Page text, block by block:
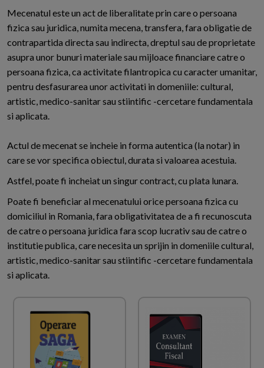
Mecenatul este un act de liberalitate prin care o persoana
fizica sau juridica, numita mecena, transfera, fara obligatie de
contrapartida directa sau indirecta, dreptul sau de proprietate
asupra unor bunuri materiale sau mijloace financiare catre o
persoana fizica, ca activitate filantropica cu caracter umanitar,
pentru desfasurarea unor activitati in domeniile: cultural,
artistic, medico-sanitar sau stiintific -cercetare fundamentala
si aplicata.
Actul de mecenat se incheie in forma autentica (la notar) in
care se vor specifica obiectul, durata si valoarea acestuia.
Astfel, poate fi incheiat un singur contract, cu plata lunara.
Poate fi beneficiar al mecenatului orice persoana fizica cu
domiciliul in Romania, fara obligativitatea de a fi recunoscuta
de catre o persoana juridica fara scop lucrativ sau de catre o
institutie publica, care necesita un sprijin in domeniile cultural,
artistic, medico-sanitar sau stiintific -cercetare fundamentala
si aplicata.